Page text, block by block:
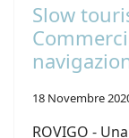
Slow
18 Novembre
ROVIGO -